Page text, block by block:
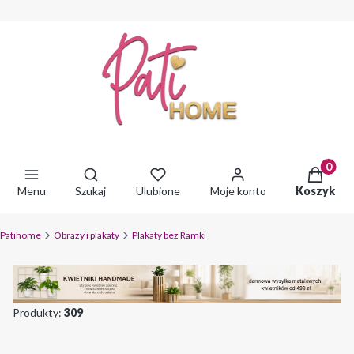
Menu
Otwórz wyszukiwarkę
Szukaj Ulubione Moje konto Koszyk
Patihome Obrazy i plakaty Plakaty bez Ramki
Produkty: 309